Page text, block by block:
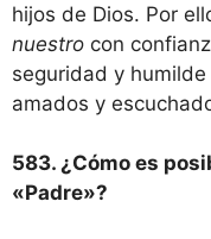
hijos de Dios. Por
nuestro con
seguridad y
amados y
583. ¿Cómo es
«Padre»?